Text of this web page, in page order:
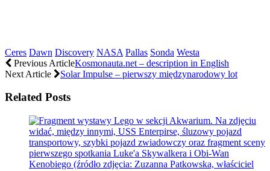
Ceres Dawn Discovery NASA Pallas Sonda Westa
Previous ArticleKosmonauta.net – description in English
Next Article
Solar Impulse – pierwszy międzynarodowy lot
Related Posts